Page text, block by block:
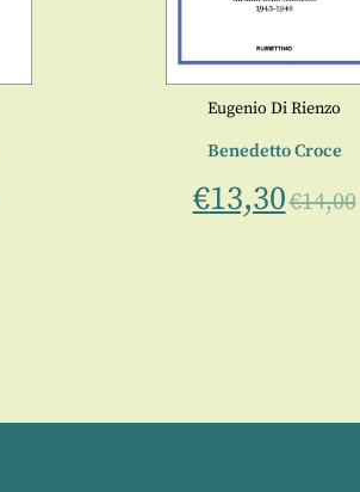
Eugenio Di Rienzo
Benedetto Croce
€13,30€14,00